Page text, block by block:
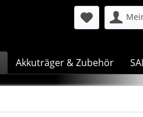
Akkuträger & Zubehör